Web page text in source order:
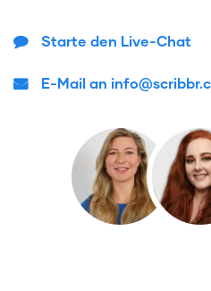
Starte den Live-Chat
E-Mail an